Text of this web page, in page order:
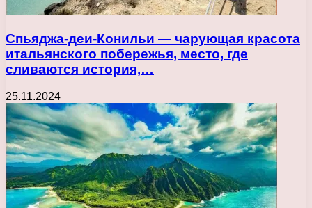
Спьяджа-деи-Конильи — чарующая красота
итальянского побережья, место, где
сливаются история,…
25.11.2024